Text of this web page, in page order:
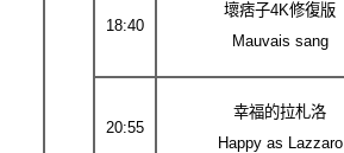
18:40
壞痞子4K修復版
Mauvais sang
20:55
幸福的拉札洛
Happy as Lazzaro